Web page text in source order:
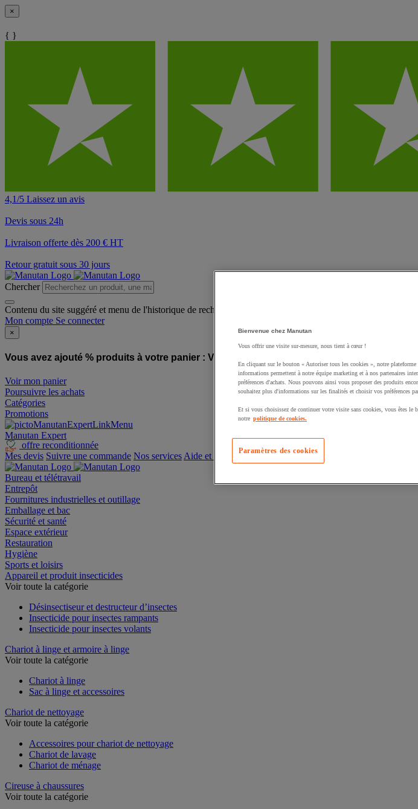
×
{ }
4,1/5 Laissez un avis
Devis sous 24h
Livraison offerte dès 200 € HT
Retour gratuit sous 30 jours
Chercher
Contenu du site suggéré et menu de l'historique de recherche
Mon compte Se connecter
×
Vous avez ajouté % produits à votre panier : Vous avez ajouté un produit à votre panier :
Voir mon panier
Poursuivre les achats
Catégories
Promotions
Manutan Expert
offre reconditionnée
Mes devis Suivre une commande Nos services Aide et contact
Bureau et télétravail
Entrepôt
Fournitures industrielles et outillage
Emballage et bac
Sécurité et santé
Espace extérieur
Restauration
Hygiène
Sports et loisirs
Appareil et produit insecticides
Voir toute la catégorie
Désinsectiseur et destructeur d’insectes
Insecticide pour insectes rampants
Insecticide pour insectes volants
Chariot à linge et armoire à linge
Voir toute la catégorie
Chariot à linge
Sac à linge et accessoires
Chariot de nettoyage
Voir toute la catégorie
Accessoires pour chariot de nettoyage
Chariot de lavage
Chariot de ménage
Cireuse à chaussures
Voir toute la catégorie
Bienvenue chez Manutan
Vous offrir une visite sur-mesure, nous tient à cœur !
En cliquant sur le bouton « Autoriser tous les cookies », notre plateforme
informations permettent à notre équipe marketing et à nos partenaires
préférences d'achats. Nous pouvons ainsi vous proposer des produits
souhaitez plus d'informations sur les finalités et choisir vos préférences
Et si vous choisissez de continuer votre visite sans cookies, vous êtes le
notre politique de cookies.
Paramètres des cookies